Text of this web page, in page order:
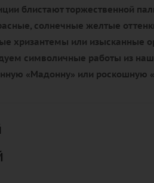
блистают торжественной
солнечные желтые
хризантемы или изысканные
символичные работы из
«Мадонну» или роскошную